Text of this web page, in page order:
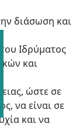
διάσωση και
Ιδρύματος
και
ώστε σε
να είναι σε
και να